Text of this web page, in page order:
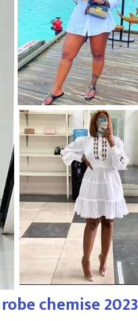
chemise 2023